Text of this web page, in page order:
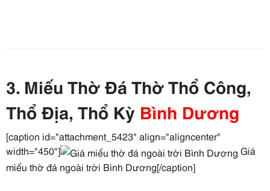
3. Miếu Thờ Đá Thờ Thổ Công,
Thổ Địa, Thổ Kỳ Bình Dương
[caption id="attachment_5423" align="aligncenter"
width="450"]
Giá
miếu thờ đá ngoài trời Bình Dương[/caption]